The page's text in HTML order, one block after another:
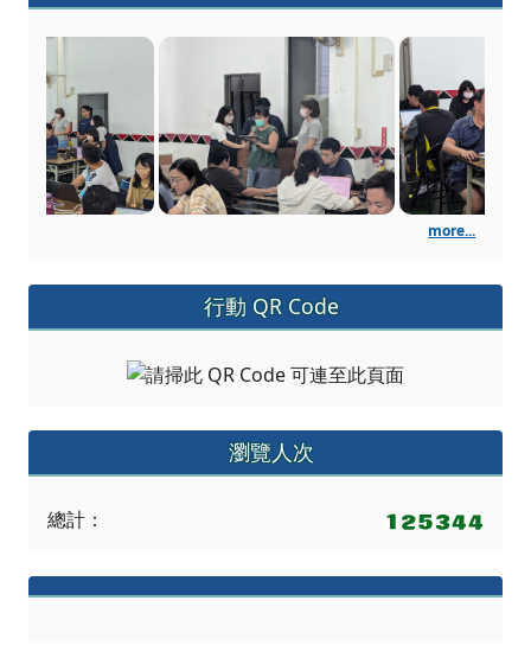
113年花蓮縣數
more...
行動 QR Code
瀏覽人次
總計：